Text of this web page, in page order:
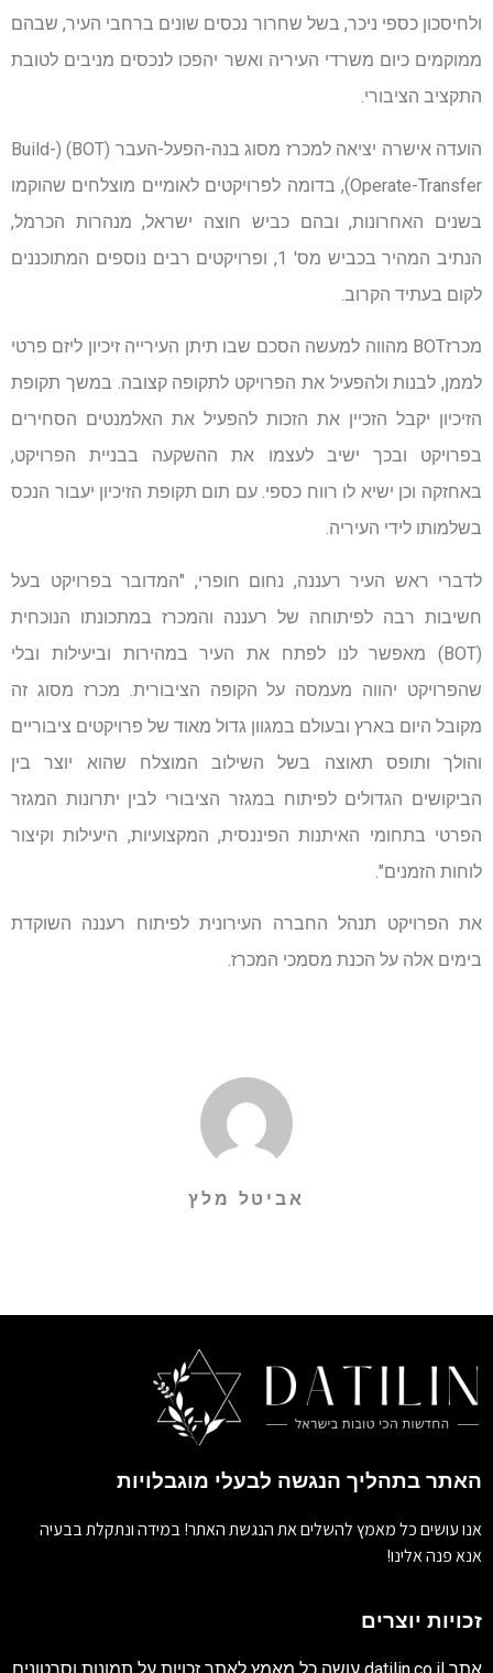
ולחיסכון כספי ניכר, בשל שחרור נכסים שונים ברחבי העיר, שבהם
ממוקמים כיום משרדי העיריה ואשר יהפכו לנכסים מניבים לטובת
התקציב הציבורי.
הועדה אישרה יציאה למכרז מסוג בנה-הפעל-העבר (BOT) (Build-
Operate-Transfer), בדומה לפרויקטים לאומיים מוצלחים שהוקמו
בשנים האחרונות, ובהם כביש חוצה ישראל, מנהרות הכרמל,
הנתיב המהיר בכביש מס' 1, ופרויקטים רבים נוספים המתוכננים
לקום בעתיד הקרוב.
מכרזBOT מהווה למעשה הסכם שבו תיתן העירייה זיכיון ליזם פרטי
לממן, לבנות ולהפעיל את הפרויקט לתקופה קצובה. במשך תקופת
הזיכיון יקבל הזכיין את הזכות להפעיל את האלמנטים הסחירים
בפרויקט ובכך ישיב לעצמו את ההשקעה בבניית הפרויקט,
באחזקה וכן ישיא לו רווח כספי. עם תום תקופת הזיכיון יעבור הנכס
בשלמותו לידי העיריה.
לדברי ראש העיר רעננה, נחום חופרי, "המדובר בפרויקט בעל
חשיבות רבה לפיתוחה של רעננה והמכרז במתכונתו הנוכחית
(BOT) מאפשר לנו לפתח את העיר במהירות וביעילות ובלי
שהפרויקט יהווה מעמסה על הקופה הציבורית. מכרז מסוג זה
מקובל היום בארץ ובעולם במגוון גדול מאוד של פרויקטים ציבוריים
והולך ותופס תאוצה בשל השילוב המוצלח שהוא יוצר בין
הביקושים הגדולים לפיתוח במגזר הציבורי לבין יתרונות המגזר
הפרטי בתחומי האיתנות הפיננסית, המקצועיות, היעילות וקיצור
לוחות הזמנים".
את הפרויקט תנהל החברה העירונית לפיתוח רעננה השוקדת
בימים אלה על הכנת מסמכי המכרז.
אביטל מלץ
האתר בתהליך הנגשה לבעלי מוגבלויות
אנו עושים כל מאמץ להשלים את הנגשת האתר! במידה ונתקלת בבעיה
אנא פנה אלינו!
זכויות יוצרים